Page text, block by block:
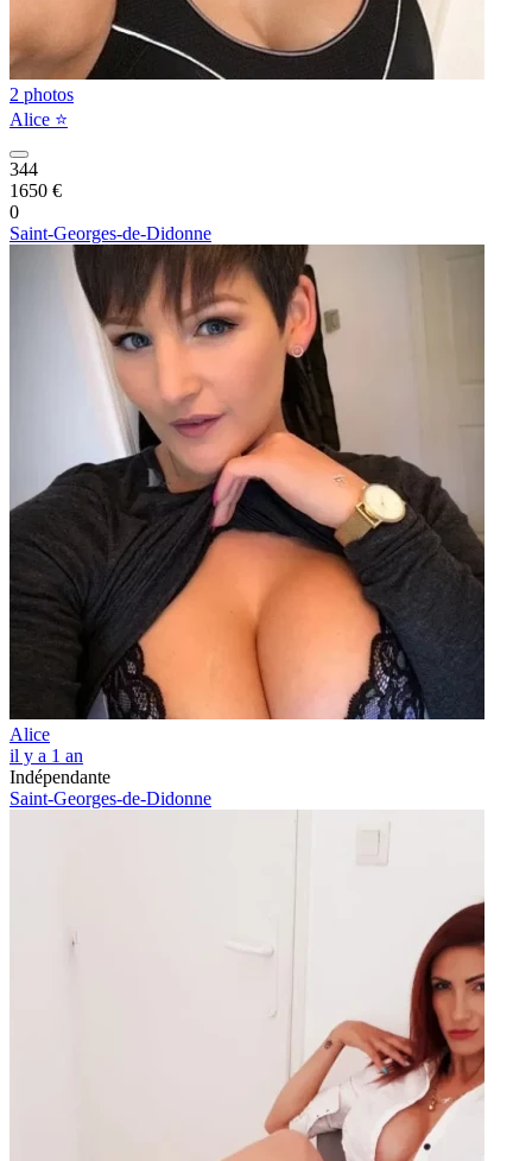
2 photos
Alice ⭐️
344
1650 €
0
Saint-Georges-de-Didonne
Alice
il y a 1 an
Indépendante
Saint-Georges-de-Didonne